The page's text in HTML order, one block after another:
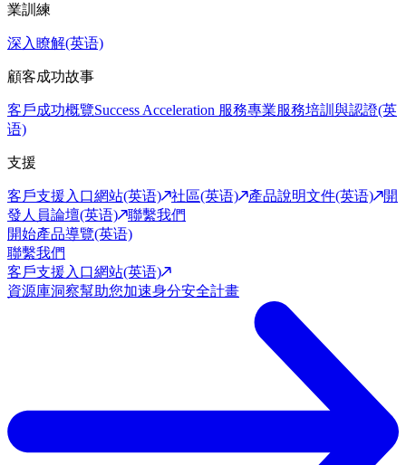
業訓練
深入瞭解(英语)
顧客成功故事
客戶成功概覽Success Acceleration 服務專業服務培訓與認證(英
语)
支援
客戶支援入口網站(英语) 社區(英语) 產品說明文件(英语)
開
發人員論壇(英语)
聯繫我們
開始產品導覽(英语)
聯繫我們
客戶支援入口網站(英语)
資源庫洞察幫助您加速身分安全計畫